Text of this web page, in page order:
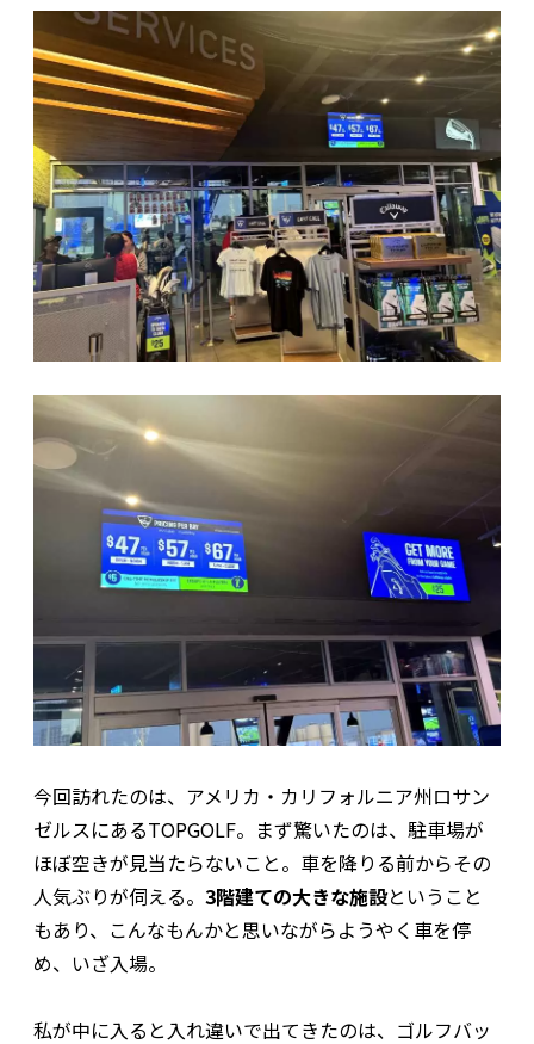
今回訪れたのは、アメリカ・カリフォルニア州ロサン
ゼルスにあるTOPGOLF。まず驚いたのは、駐車場が
ほぼ空きが見当たらないこと。車を降りる前からその
人気ぶりが伺える。 3階建ての大きな施設ということ
もあり、こんなもんかと思いながらようやく車を停
め、いざ入場。
私が中に入ると入れ違いで出てきたのは、ゴルフバッ